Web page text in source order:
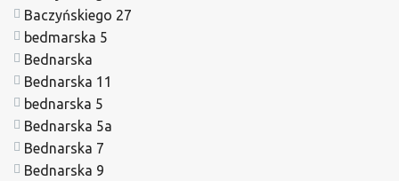
Baczyńskiego 27
bedmarska 5
Bednarska
Bednarska 11
bednarska 5
Bednarska 5a
Bednarska 7
Bednarska 9